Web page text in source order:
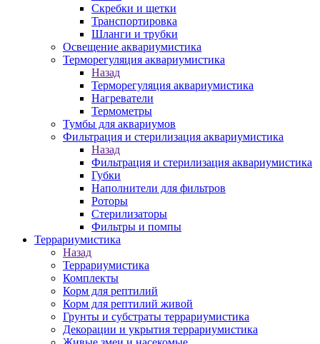
Скребки и щетки
Транспортировка
Шланги и трубки
Освещение аквариумистика
Терморегуляция аквариумистика
Назад
Терморегуляция аквариумистика
Нагреватели
Термометры
Тумбы для аквариумов
Фильтрация и стерилизация аквариумистика
Назад
Фильтрация и стерилизация аквариумистика
Губки
Наполнители для фильтров
Роторы
Стерилизаторы
Фильтры и помпы
Террариумистика
Назад
Террариумистика
Комплекты
Корм для рептилий
Корм для рептилий живой
Грунты и субстраты террариумистика
Декорации и укрытия террариумистика